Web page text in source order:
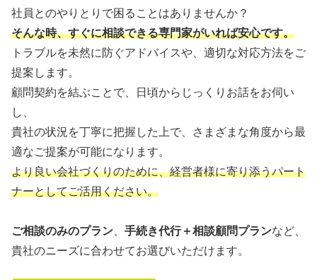
社員とのやりとりで困ることはありませんか？
そんな時、すぐに相談できる専門家がいれば安心です。
トラブルを未然に防ぐアドバイスや、適切な対応方法をご
提案します。
顧問契約を結ぶことで、日頃からじっくりお話をお伺い
し、
貴社の状況を丁寧に把握した上で、さまざまな角度から最
適なご提案が可能になります。
より良い会社づくりのために、経営者様に寄り添うパート
ナーとしてご活用ください。
ご相談のみのプラン 手続き代行＋相談顧問プランなど、
貴社のニーズに合わせてお選びいただけます。